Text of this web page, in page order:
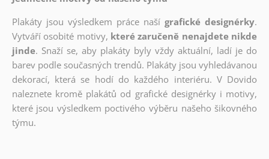
Plakáty jsou výsledkem práce naší grafické designérky.
Vytváří osobité motivy, které zaručeně nenajdete nikde
jinde. Snaží se, aby plakáty byly vždy aktuální, ladí je do
barev podle současných trendů. Plakáty jsou vyhledávanou
dekorací, která se hodí do každého interiéru. V Dovido
naleznete kromě plakátů od grafické designérky i motivy,
které jsou výsledkem poctivého výběru našeho šikovného
týmu.